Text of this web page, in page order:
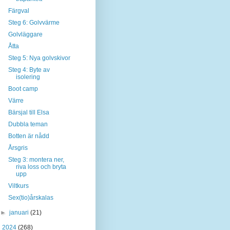
Färgval
Steg 6: Golvvärme
Golvläggare
Åtta
Steg 5: Nya golvskivor
Steg 4: Byte av
isolering
Boot camp
Värre
Bärsjal till Elsa
Dubbla teman
Botten är nådd
Årsgris
Steg 3: montera ner,
riva loss och bryta
upp
Viltkurs
Sex(tio)årskalas
►januari(21)
2024 (268)